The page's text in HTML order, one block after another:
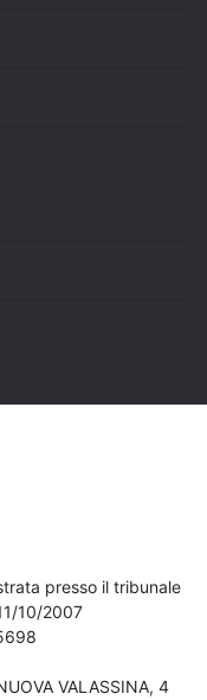
presso il tribunale
10/2007
VALASSINA, 4